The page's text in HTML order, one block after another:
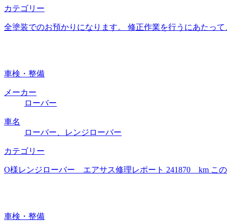
カテゴリー
全塗装でのお預かりになります。 修正作業を行うにあたっ
車検・整備
メーカー
ローバー
車名
ローバー、レンジローバー
カテゴリー
O様レンジローバー エアサス修理レポート 241870 km こ
車検・整備